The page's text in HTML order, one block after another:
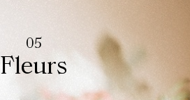
05
Fleurs